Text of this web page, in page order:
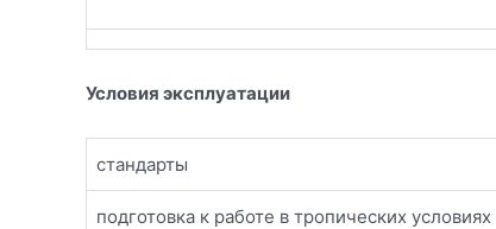
Условия эксплуатации
стандарты
подготовка к работе в тропических условиях